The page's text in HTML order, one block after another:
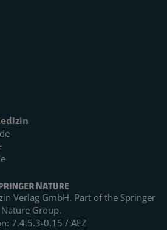
Verlag GmbH. Part of the Springer
Nature Group.
7.4.5.3-0.15 / AEZ